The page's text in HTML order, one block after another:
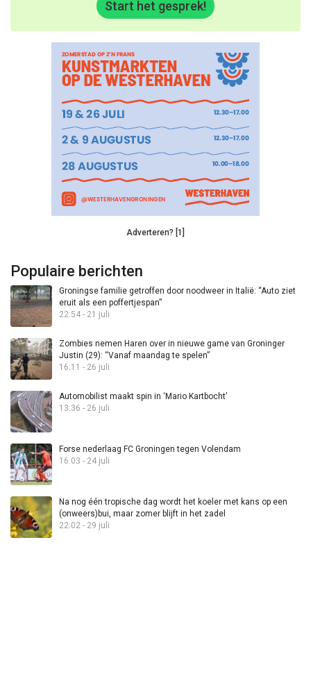
Start het gesprek!
Adverteren? [1]
Populaire berichten
Groningse familie getroffen door noodweer in Italië: “Auto ziet
eruit als een poffertjespan”
22:54 - 21 juli
Zombies nemen Haren over in nieuwe game van Groninger
Justin (29): “Vanaf maandag te spelen”
16:11 - 26 juli
Automobilist maakt spin in ‘Mario Kartbocht’
13:36 - 26 juli
Forse nederlaag FC Groningen tegen Volendam
16:03 - 24 juli
Na nog één tropische dag wordt het koeler met kans op een
(onweers)bui, maar zomer blijft in het zadel
22:02 - 29 juli